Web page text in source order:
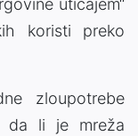
uticajem“
koristi preko
zloupotrebe
da li je mreža